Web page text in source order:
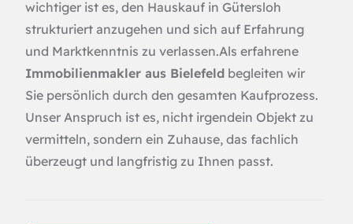
wichtiger ist es, den Hauskauf in Gütersloh
strukturiert anzugehen und sich auf Erfahrung
und Marktkenntnis zu verlassen.Als erfahrene
Immobilienmakler aus Bielefeld begleiten wir
Sie persönlich durch den gesamten Kaufprozess.
Unser Anspruch ist es, nicht irgendein Objekt zu
vermitteln, sondern ein Zuhause, das fachlich
überzeugt und langfristig zu Ihnen passt.